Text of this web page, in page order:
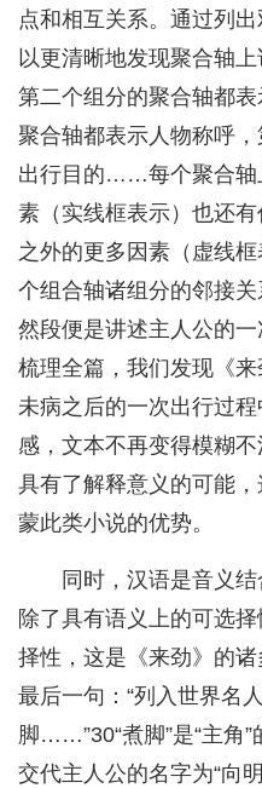
点和相互关系。通过列
以更清晰地发现聚合轴
第二个组分的聚合轴都
聚合轴都表示人物称呼
出行目的……每个聚合轴
素（实线框表示）也还
之外的更多因素（虚线
个组合轴诸组分的邻接
然段便是讲述主人公的
梳理全篇，我们发现《
未病之后的一次出行过
感，文本不再变得模糊
具有了解释意义的可能
蒙此类小说的优势。
同时，汉语是音义
除了具有语义上的可选
择性，这是《来劲》的
最后一句：“列入世界名
脚……”30“煮脚”是“主角
交代主人公的名字为“向